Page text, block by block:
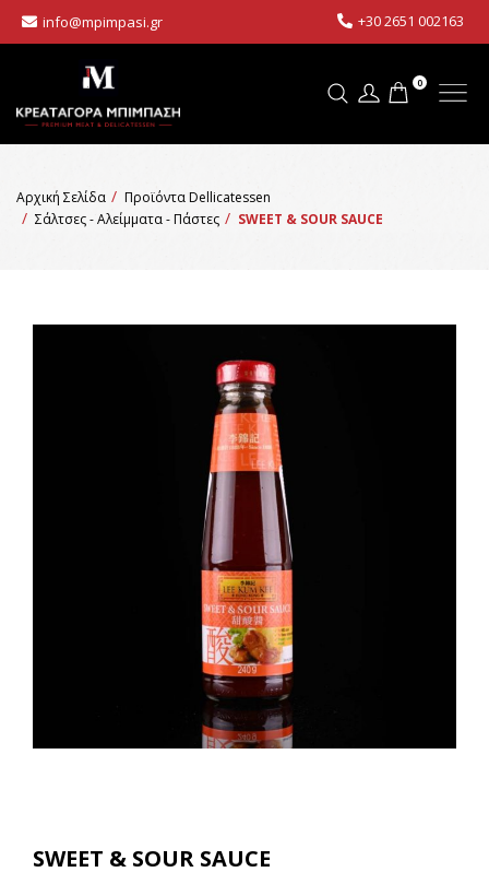
info@mpimpasi.gr +30 2651 002163
0
Αρχική Σελίδα
Προϊόντα Dellicatessen
Σάλτσες - Αλείμματα - Πάστες
SWEET & SOUR SAUCE
SWEET & SOUR SAUCE